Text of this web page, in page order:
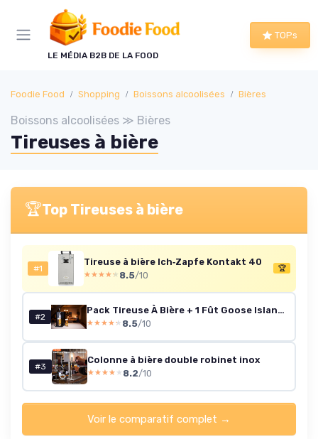
LE MÉDIA B2B DE LA FOOD
TOPs
Foodie Food Shopping Boissons alcoolisées Bières
Boissons alcoolisées ≫ Bières
Tireuses à bière
🏆Top Tireuses à bière
#1
Tireuse à bière Ich‑Zapfe Kontakt 40
★★★★★
★★★★★ 8.5/10
🏆
#2
Pack Tireuse À Bière + 1 Fût Goose Island IPA 6L – Machine Pression À Domicile – Refroidissement À 3°C – 30 Jours Fraîcheur – Écran LED Température – Idée Cadeau Amateur Bière
★★★★★
★★★★★ 8.5/10
#3
Colonne à bière double robinet inox
★★★★★
★★★★★ 8.2/10
Voir le comparatif complet →
Panneau de gestion des cookies